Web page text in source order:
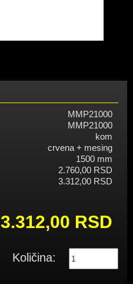
MMP21000
MMP21000
kom
crvena + mesing
1500 mm
2.760,00 RSD
3.312,00 RSD
3.312,00 RSD
Količina: